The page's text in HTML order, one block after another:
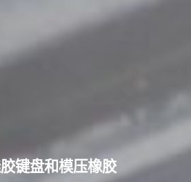
键盘和模压橡胶